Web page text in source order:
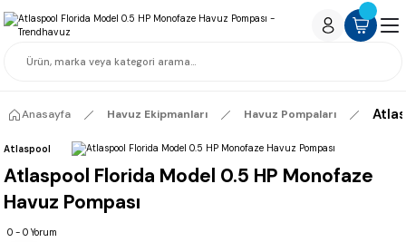
Anasayfa Havuz Ekipmanları Havuz Pompaları
Atlaspool
Atlaspool Florida Model 0.5 HP Monofaze
Havuz Pompası
0 - 0 Yorum